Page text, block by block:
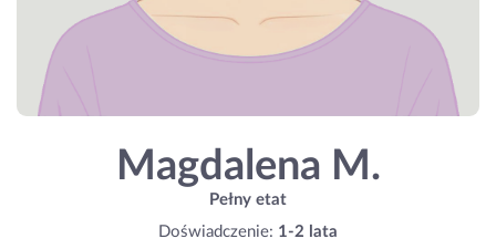
Magdalena M.
Pełny etat
Doświadczenie: 1-2 lata